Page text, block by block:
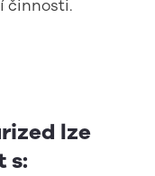
činnosti.
lze
s: